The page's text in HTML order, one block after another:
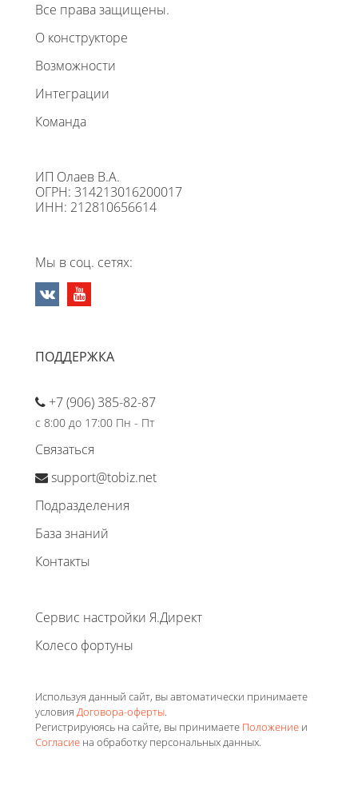
Все права защищены.
О конструкторе
Возможности
Интеграции
Команда
ИП Олаев В.А.
ОГРН: 314213016200017
ИНН: 212810656614
Мы в соц. сетях:
ПОДДЕРЖКА
+7 (906) 385-82-87
с 8:00 до 17:00 Пн - Пт
Связаться
support@tobiz.net
Подразделения
База знаний
Контакты
Сервис настройки Я.Директ
Колесо фортуны
Используя данный сайт, вы автоматически принимаете
условия Договора-оферты.
Регистрируюясь на сайте, вы принимаете Положение и
Согласие на обработку персональных данных.